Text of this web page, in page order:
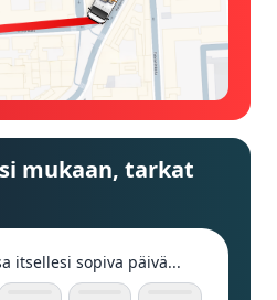
mukaan, tarkat
itsellesi sopiva päivä...